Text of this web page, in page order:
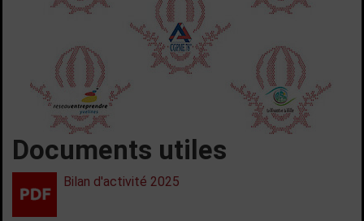
Documents utiles
Bilan d'activité 2025